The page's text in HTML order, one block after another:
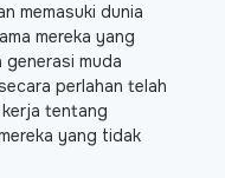
memasuki dunia
mereka yang
muda
perlahan telah
tentang
yang tidak